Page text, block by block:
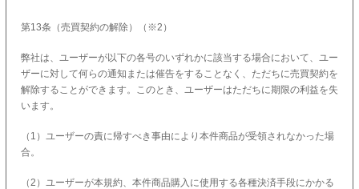
第13条（売買契約の解除）（※2）
弊社は、ユーザーが以下の各号のいずれかに該当する場合において、ユー
ザーに対して何らの通知または催告をすることなく、ただちに売買契約を
解除することができます。このとき、ユーザーはただちに期限の利益を失
います。
（1）ユーザーの責に帰すべき事由により本件商品が受領されなかった場
合。
（2）ユーザーが本規約、本件商品購入に使用する各種決済手段にかかる